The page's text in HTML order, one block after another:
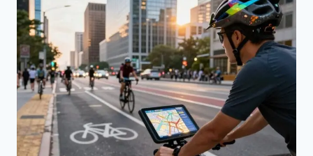
URBANO